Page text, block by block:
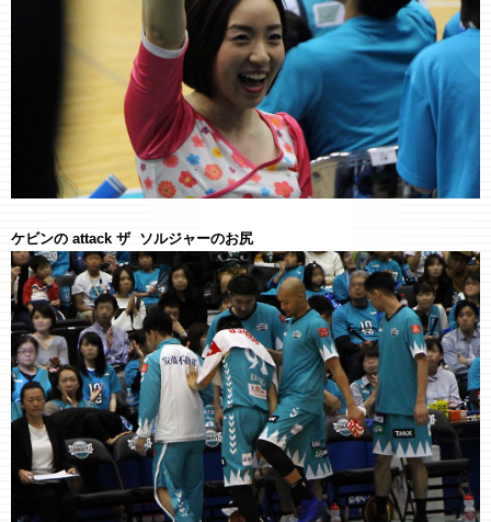
ケビンの attack ザ ソルジャーのお尻